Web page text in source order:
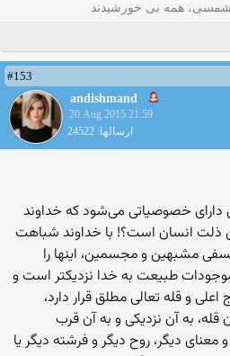
شمسی، همه بی خورشیدند
#153
andishmand
20 Aug 2015 21:59
ارسالها: 24522
خصوصیاتی می‌شود که خداوند
انسان است؟! با خداوند شباهت
مشبهین و مجسمین، اینها را
طبیعت به خدا نزدیکتر است و
و قله تعالی مطلق قرار دارد،
به آن نزدیکی و به آن قرب
دیگر، روح دیگر و فرشته دیگر یا